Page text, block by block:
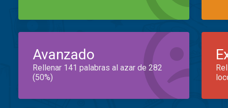
Avanzado
Rellenar 141 palabras al azar de 282
(50%)